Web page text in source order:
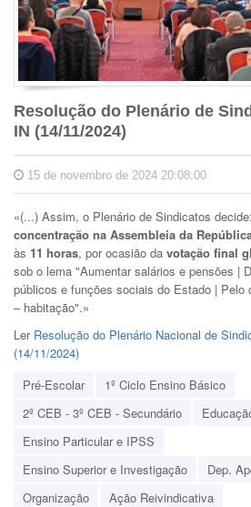
Resolução do Plenário de
IN (14/11/2024)
15 de novembro de 2024 20:08:00
«(...) Assim, o Plenário de Sindicatos
concentração na Assembleia da
às 11 horas, por ocasião da votação final
sob o lema "Aumentar salários e pensões |
públicos e funções sociais do Estado | Pelo
– habitação".»
Ler Resolução do Plenário Nacional de
(14/11/2024)
Pré-Escolar
1º Ciclo Ensino Básico
2º CEB - 3º CEB - Secundário
Ensino Particular e IPSS
Ensino Superior e Investigação
Dep.
Organização
Ação Reivindicativa